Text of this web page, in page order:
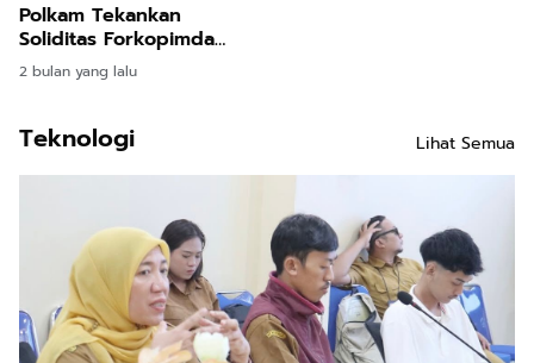
Polkam Tekankan
Soliditas Forkopimda
Hadapi Tantangan Global
2 bulan yang lalu
Teknologi Lihat Semua